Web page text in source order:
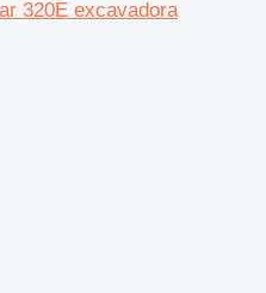
320E excavadora